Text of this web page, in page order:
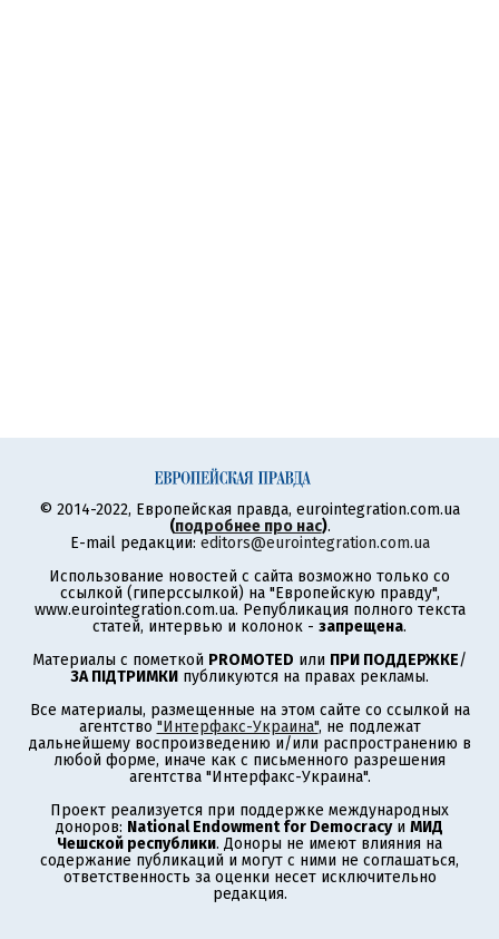
© 2014-2022, Европейская правда, eurointegration.com.ua
(подробнее про нас).
E-mail редакции: editors@eurointegration.com.ua
Использование новостей с сайта возможно только со
ссылкой (гиперссылкой) на "Европейскую правду",
www.eurointegration.com.ua. Републикация полного текста
статей, интервью и колонок - запрещена.
Материалы с пометкой PROMOTED или ПРИ ПОДДЕРЖКЕ/
ЗА ПІДТРИМКИ публикуются на правах рекламы.
Все материалы, размещенные на этом сайте со ссылкой на
агентство "Интерфакс-Украина", не подлежат
дальнейшему воспроизведению и/или распространению в
любой форме, иначе как с письменного разрешения
агентства "Интерфакс-Украина".
Проект реализуется при поддержке международных
доноров: National Endowment for Democracyи МИД
Чешской республики. Доноры не имеют влияния на
содержание публикаций и могут с ними не соглашаться,
ответственность за оценки несет исключительно
редакция.